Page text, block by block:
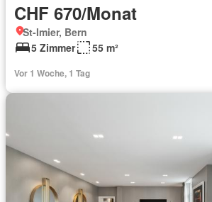
CHF 670/Monat
St-Imier, Bern
5 Zimmer
55 m²
Vor 1 Woche, 1 Tag